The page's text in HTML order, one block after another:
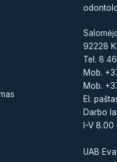
92228
Tel.8 46
Mob.
Mob.
El.
Darbo
I-V 8.00
UAB